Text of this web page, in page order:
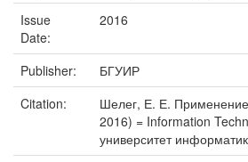
Issue
Date:
2016
Publisher:
БГУИР
Citation:
Шелег, Е. Е.
2016) = Information
университет